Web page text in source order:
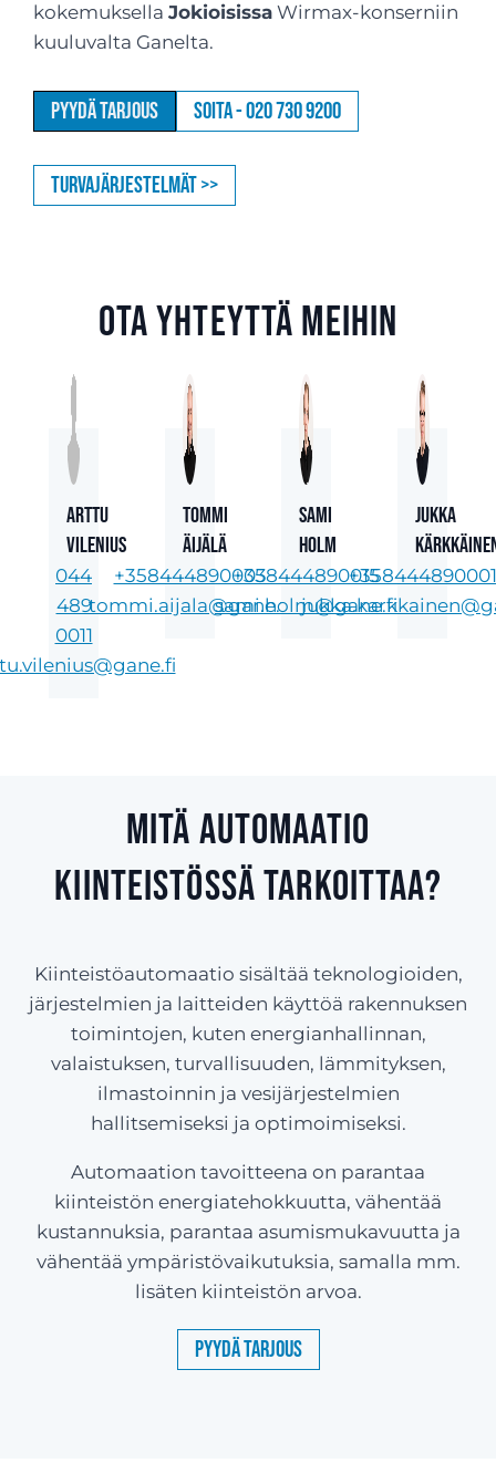
kokemuksella Jokioisissa Wirmax-konserniin
kuuluvalta Ganelta.
Pyydä tarjous Soita - 020 730 9200
Turvajärjestelmät >>
Ota yhteyttä meihin
Arttu
Vilenius
044
489
0011
Tommi
Äijälä
+358444890003
tommi.aijala@gane.fi
Sami
Holm
+358444890015
sami.holm@gane.fi
Jukka
+358444890001
Mitä automaatio
kiinteistössä tarkoittaa?
Kiinteistöautomaatio sisältää teknologioiden,
järjestelmien ja laitteiden käyttöä rakennuksen
toimintojen, kuten energianhallinnan,
valaistuksen, turvallisuuden, lämmityksen,
ilmastoinnin ja vesijärjestelmien
hallitsemiseksi ja optimoimiseksi.
Automaation tavoitteena on parantaa
kiinteistön energiatehokkuutta, vähentää
kustannuksia, parantaa asumismukavuutta ja
vähentää ympäristövaikutuksia, samalla mm.
lisäten kiinteistön arvoa.
Pyydä tarjous